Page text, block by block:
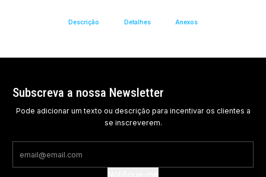
Descrição Detalhes Anexos
Subscreva a nossa Newsletter
Pode adicionar um texto ou descrição para incentivar os clientes a
se inscreverem.